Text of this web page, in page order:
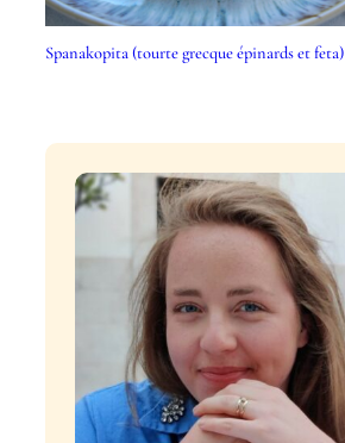
Spanakopita (tourte grecque épinards et feta)